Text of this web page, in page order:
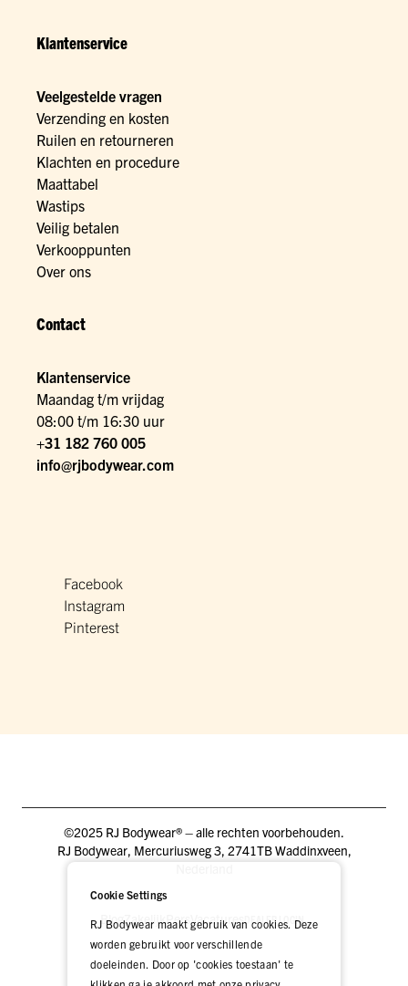
Klantenservice
Veelgestelde vragen
Verzending en kosten
Ruilen en retourneren
Klachten en procedure
Maattabel
Wastips
Veilig betalen
Verkooppunten
Over ons
Contact
Klantenservice
Maandag t/m vrijdag
08:00 t/m 16:30 uur
+31 182 760 005
info@rjbodywear.com
Facebook
Instagram
Pinterest
©2025 RJ Bodywear® – alle rechten voorbehouden.
RJ Bodywear, Mercuriusweg 3, 2741TB Waddinxveen,
BlogZakelijkPers VacaturesDEALER LOGIN
Cookie Settings
RJ Bodywear maakt gebruik van cookies. Deze
worden gebruikt voor verschillende
doeleinden. Door op 'cookies toestaan' te